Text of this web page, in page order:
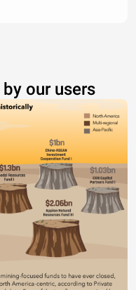
our users